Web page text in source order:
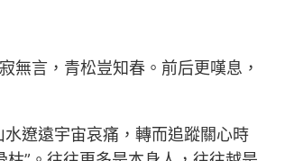
無言，青松豈知春。前后更嘆息，
遼遠宇宙哀痛，轉而追蹤關心時